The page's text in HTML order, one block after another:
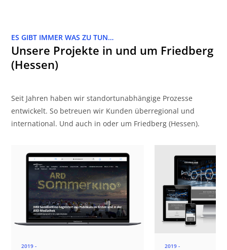
ES GIBT IMMER WAS ZU TUN…
Unsere Projekte in und um Friedberg
(Hessen)
Seit Jahren haben wir standortunabhängige Prozesse
entwickelt. So betreuen wir Kunden überregional und
international. Und auch in oder um Friedberg (Hessen).
2019 - 2019 -